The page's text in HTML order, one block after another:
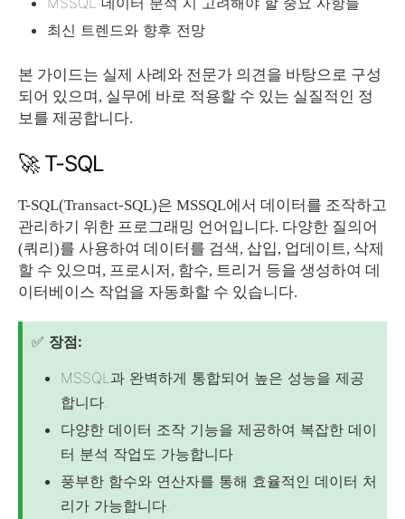
최신 트렌드와 향후 전망
본 가이드는 실제 사례와 전문가 의견을 바탕으로 구성
되어 있으며, 실무에 바로 적용할 수 있는 실질적인 정
보를 제공합니다.
🚀 T-SQL
T-SQL(Transact-SQL)은 MSSQL에서 데이터를 조작하고
관리하기 위한 프로그래밍 언어입니다. 다양한 질의어
(쿼리)를 사용하여 데이터를 검색, 삽입, 업데이트, 삭제
할 수 있으며, 프로시저, 함수, 트리거 등을 생성하여 데
이터베이스 작업을 자동화할 수 있습니다.
✅ 장점:
MSSQL과 완벽하게 통합되어 높은 성능을 제공
합니다.
다양한 데이터 조작 기능을 제공하여 복잡한 데이
터 분석 작업도 가능합니다.
풍부한 함수와 연산자를 통해 효율적인 데이터 처
리가 가능합니다.